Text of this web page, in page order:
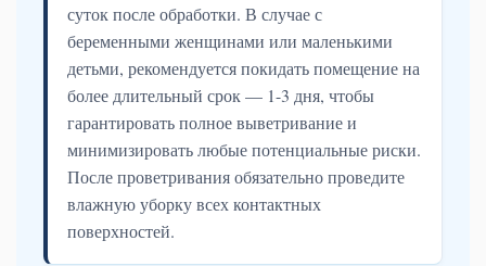
суток после обработки. В случае с
беременными женщинами или маленькими
детьми, рекомендуется покидать помещение на
более длительный срок — 1-3 дня, чтобы
гарантировать полное выветривание и
минимизировать любые потенциальные риски.
После проветривания обязательно проведите
влажную уборку всех контактных
поверхностей.